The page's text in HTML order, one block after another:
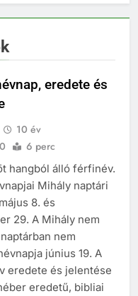
eredete és
10 év
0 6 perc
hangból álló férfinév.
Mihály naptári
8. és
29. A Mihály nem
nem
június 19. A
eredete és jelentése
eredetű, bibliai